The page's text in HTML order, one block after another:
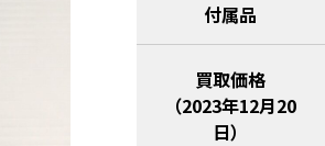
付属品
買取価格
（2023年12月20
日）